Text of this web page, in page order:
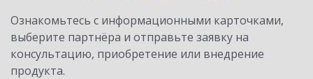
Ознакомьтесь с информационными карточками,
выберите партнёра и отправьте заявку на
консультацию, приобретение или внедрение
продукта.